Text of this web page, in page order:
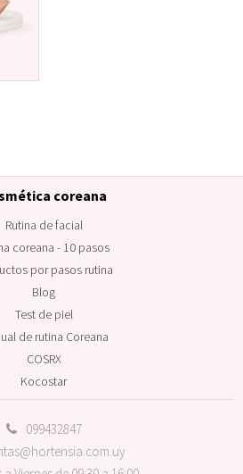
099432847
coreana
Rutina de facial
coreana - 10 pasos
por pasos rutina
Blog
Test de piel
de rutina Coreana
COSRX
Kocostar